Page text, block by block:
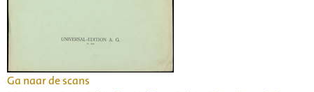
Ga naar de scans